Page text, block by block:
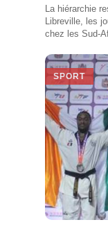
La hiérarchie
Libreville, les
chez les Sud-
SPORT